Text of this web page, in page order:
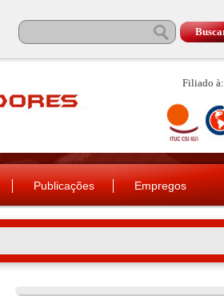
Filiado à:
Publicações Empregos